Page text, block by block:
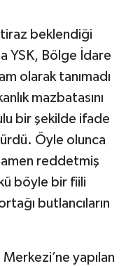
itiraz beklendiği
YSK, Bölge İdare
olarak tanımadı
mazbatasını
bir şekilde ifade
Öyle olunca
reddetmiş
böyle bir fiili
butlancıların
yapılan